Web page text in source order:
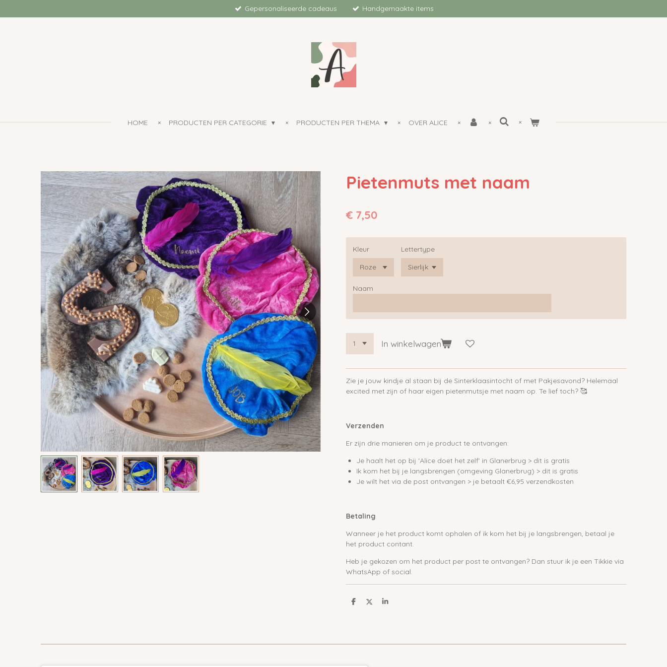
direct
Gepersonaliseerde cadeaus Handgemaakte items
HOME PRODUCTEN PER CATEGORIE PRODUCTEN PER THEMA OVER ALICE
Pietenmuts met naam
€ 7,50
Kleur Lettertype
Naam
In winkelwagen
Zie je jouw kindje al staan bij de Sinterklaasintocht of met Pakjesavond? Helemaal
excited met zijn of haar eigen pietenmutsje met naam op. Te lief toch? 🥰
Verzenden
Er zijn drie manieren om je product te ontvangen:
Je haalt het op bij 'Alice doet het zelf' in Glanerbrug > dit is gratis
Ik kom het bij je langsbrengen (omgeving Glanerbrug) > dit is gratis
Je wilt het via de post ontvangen > je betaalt €6,95 verzendkosten
Betaling
Wanneer je het product komt ophalen of ik kom het bij je langsbrengen, betaal je
het product contant.
Heb je gekozen om het product per post te ontvangen? Dan stuur ik je een Tikkie via
WhatsApp of social.
D
D
S